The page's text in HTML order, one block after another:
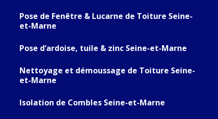
Pose de Fenêtre & Lucarne de Toiture Seine-
et-Marne
Pose d’ardoise, tuile & zinc Seine-et-Marne
Nettoyage et démoussage de Toiture Seine-
et-Marne
Isolation de Combles Seine-et-Marne